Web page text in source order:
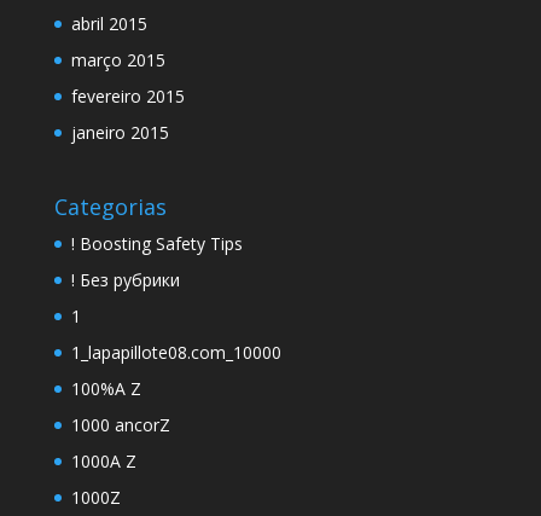
abril 2015
março 2015
fevereiro 2015
janeiro 2015
Categorias
! Boosting Safety Tips
! Без рубрики
1
1_lapapillote08.com_10000
100%A Z
1000 ancorZ
1000A Z
1000Z